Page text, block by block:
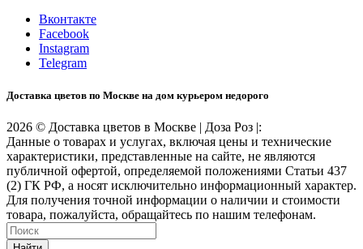
Вконтакте
Facebook
Instagram
Telegram
Доставка цветов по Москве на дом курьером недорого
2026 © Доставка цветов в Москве | Доза Роз |:
Данные о товарах и услугах, включая цены и технические
характеристики, представленные на сайте, не являются
публичной офертой, определяемой положениями Статьи 437
(2) ГК РФ, а носят исключительно информационный характер.
Для получения точной информации о наличии и стоимости
товара, пожалуйста, обращайтесь по нашим телефонам.